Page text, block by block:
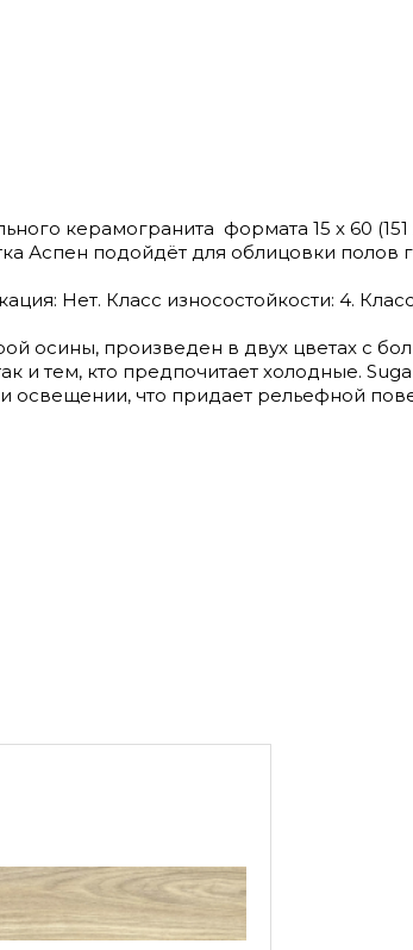
керамогранита формата 15 х 60
Аспен подойдёт для облицовки полов
Нет. Класс износостойкости: 4.
осины, произведен в двух цветах с
и тем, кто предпочитает холодные.
освещении, что придает рельефной